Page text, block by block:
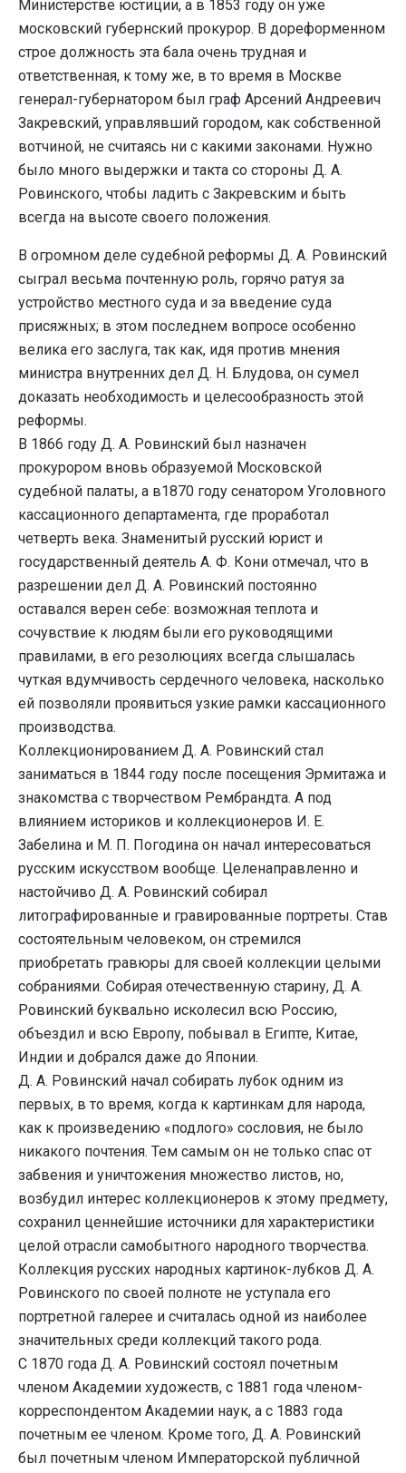
Министерстве юстиции, а в 1853 году он уже
московский губернский прокурор. В дореформенном
строе должность эта бала очень трудная и
ответственная, к тому же, в то время в Москве
генерал-губернатором был граф Арсений Андреевич
Закревский, управлявший городом, как собственной
вотчиной, не считаясь ни с какими законами. Нужно
было много выдержки и такта со стороны Д. А.
Ровинского, чтобы ладить с Закревским и быть
всегда на высоте своего положения.
В огромном деле судебной реформы Д. А. Ровинский
сыграл весьма почтенную роль, горячо ратуя за
устройство местного суда и за введение суда
присяжных; в этом последнем вопросе особенно
велика его заслуга, так как, идя против мнения
министра внутренних дел Д. Н. Блудова, он сумел
доказать необходимость и целесообразность этой
реформы.
В 1866 году Д. А. Ровинский был назначен
прокурором вновь образуемой Московской
судебной палаты, а в1870 году сенатором Уголовного
кассационного департамента, где проработал
четверть века. Знаменитый русский юрист и
государственный деятель А. Ф. Кони отмечал, что в
разрешении дел Д. А. Ровинский постоянно
оставался верен себе: возможная теплота и
сочувствие к людям были его руководящими
правилами, в его резолюциях всегда слышалась
чуткая вдумчивость сердечного человека, насколько
ей позволяли проявиться узкие рамки кассационного
производства.
Коллекционированием Д. А. Ровинский стал
заниматься в 1844 году после посещения Эрмитажа и
знакомства с творчеством Рембрандта. А под
влиянием историков и коллекционеров И. Е.
Забелина и М. П. Погодина он начал интересоваться
русским искусством вообще. Целенаправленно и
настойчиво Д. А. Ровинский собирал
литографированные и гравированные портреты. Став
состоятельным человеком, он стремился
приобретать гравюры для своей коллекции целыми
собраниями. Собирая отечественную старину, Д. А.
Ровинский буквально исколесил всю Россию,
объездил и всю Европу, побывал в Египте, Китае,
Индии и добрался даже до Японии.
Д. А. Ровинский начал собирать лубок одним из
первых, в то время, когда к картинкам для народа,
как к произведению «подлого» сословия, не было
никакого почтения. Тем самым он не только спас от
забвения и уничтожения множество листов, но,
возбудил интерес коллекционеров к этому предмету,
сохранил ценнейшие источники для характеристики
целой отрасли самобытного народного творчества.
Коллекция русских народных картинок-лубков Д. А.
Ровинского по своей полноте не уступала его
портретной галерее и считалась одной из наиболее
значительных среди коллекций такого рода.
С 1870 года Д. А. Ровинский состоял почетным
членом Академии художеств, с 1881 года членом-
корреспондентом Академии наук, а с 1883 года
почетным ее членом. Кроме того, Д. А. Ровинский
был почетным членом Императорской публичной